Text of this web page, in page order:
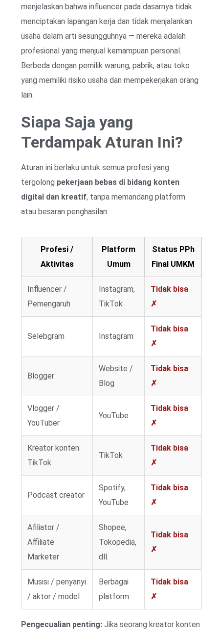
menjelaskan bahwa influencer pada dasarnya tidak
menciptakan lapangan kerja dan tidak menjalankan
usaha dalam arti sesungguhnya — mereka adalah
profesional yang menjual kemampuan personal.
Berbeda dengan pemilik warung, pabrik, atau toko
yang memiliki risiko usaha dan mempekerjakan orang
lain.
Siapa Saja yang
Terdampak Aturan Ini?
Aturan ini berlaku untuk semua profesi yang
tergolong pekerjaan bebas di bidang konten
digital dan kreatif, tanpa memandang platform
atau besaran penghasilan:
Profesi /
Aktivitas
Platform
Umum
Status PPh
Final UMKM
Influencer /
Pemengaruh
Instagram,
TikTok
Tidak bisa
✗
Selebgram Instagram
Tidak bisa
✗
Blogger
Website /
Blog
Tidak bisa
✗
Vlogger /
YouTuber
YouTube
Tidak bisa
✗
Kreator konten
TikTok
TikTok
Tidak bisa
✗
Podcast creator
Spotify,
YouTube
Tidak bisa
✗
Afiliator /
Affiliate
Marketer
Shopee,
Tokopedia,
dll.
Tidak bisa
✗
Musisi / penyanyi
/ aktor / model
Berbagai
platform
Tidak bisa
✗
Pengecualian penting: Jika seorang kreator konten